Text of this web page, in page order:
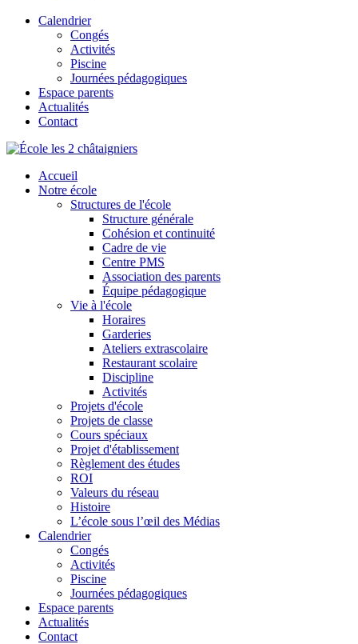
Calendrier
Congés
Activités
Piscine
Journées pédagogiques
Espace parents
Actualités
Contact
Accueil
Notre école
Structures de l'école
Structure générale
Cohésion et continuité
Cadre de vie
Centre PMS
Association des parents
Équipe pédagogique
Vie à l'école
Horaires
Garderies
Ateliers extrascolaire
Restaurant scolaire
Discipline
Activités
Projets d'école
Projets de classe
Cours spéciaux
Projet d'établissement
Règlement des études
ROI
Valeurs du réseau
Histoire
L’école sous l’œil des Médias
Calendrier
Congés
Activités
Piscine
Journées pédagogiques
Espace parents
Actualités
Contact